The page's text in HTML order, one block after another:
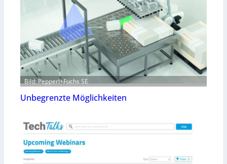
Bild: Pepperl+Fuchs SE
Unbegrenzte Möglichkeiten